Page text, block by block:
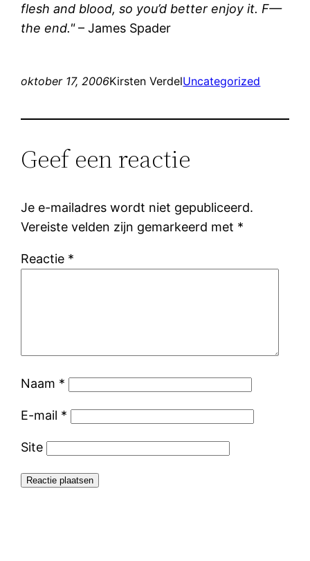
flesh and blood, so you’d better enjoy it. F—
the end."– James Spader
oktober 17, 2006Kirsten VerdelUncategorized
Geef een reactie
Je e-mailadres wordt niet gepubliceerd.
Vereiste velden zijn gemarkeerd met *
Reactie *
Naam *
E-mail *
Site